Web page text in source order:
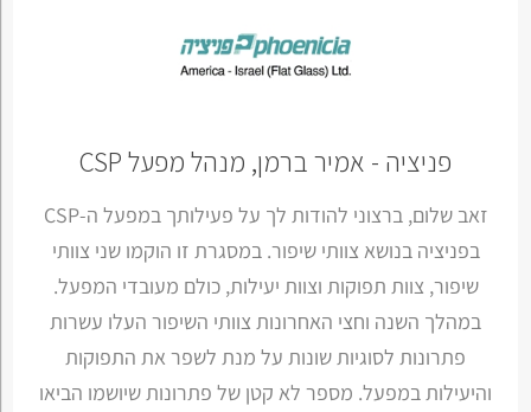
פניציה - אמיר ברמן, מנהל מפעל CSP
זאב שלום, ברצוני להודות לך על פעילותך במפעל ה-CSP
בפניציה בנושא צוותי שיפור. במסגרת זו הוקמו שני צוותי
שיפור, צוות תפוקות וצוות יעילות, כולם מעובדי המפעל.
במהלך השנה וחצי האחרונות צוותי השיפור העלו עשרות
פתרונות לסוגיות שונות על מנת לשפר את התפוקות
והיעילות במפעל. מספר לא קטן של פתרונות שיושמו הביאו